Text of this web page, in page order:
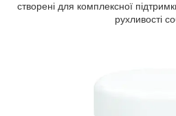
створені для комплексної
рухливості